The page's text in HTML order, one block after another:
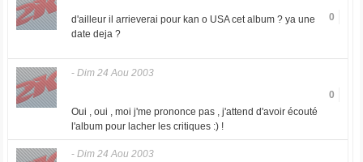
0
d'ailleur il arrieverai pour kan o USA cet album ? ya une
date deja ?
- Dim 24 Aou 2003
0
Oui , oui , moi j'me prononce pas , j'attend d'avoir écouté
l'album pour lacher les critiques :) !
- Dim 24 Aou 2003